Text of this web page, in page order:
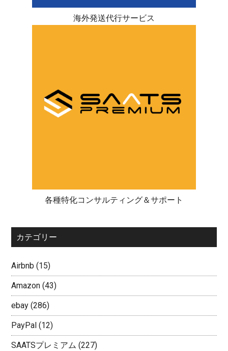
海外発送代行サービス
各種特化コンサルティング＆サポート
カテゴリー
Airbnb (15)
Amazon (43)
ebay (286)
PayPal (12)
SAATSプレミアム (227)